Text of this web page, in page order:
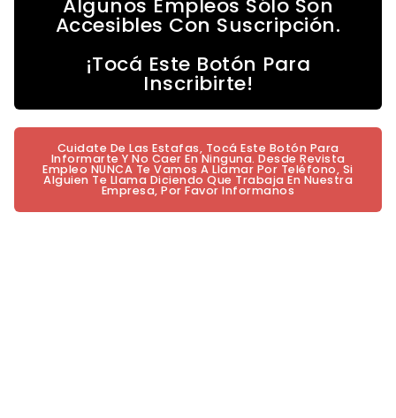
Algunos Empleos Sólo Son
Accesibles Con Suscripción.
¡Tocá Este Botón Para
Inscribirte!
Cuidate De Las Estafas, Tocá Este Botón Para
Informarte Y No Caer En Ninguna. Desde Revista
Empleo NUNCA Te Vamos A Llamar Por Teléfono, Si
Alguien Te Llama Diciendo Que Trabaja En Nuestra
Empresa, Por Favor Informanos